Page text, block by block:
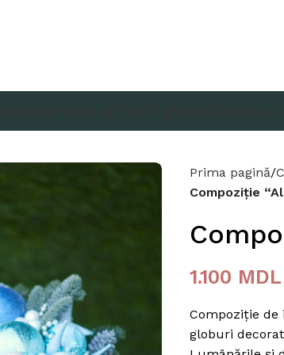
Prima pagină
Compoziție
1.100 MDL
Compoziție
globuri